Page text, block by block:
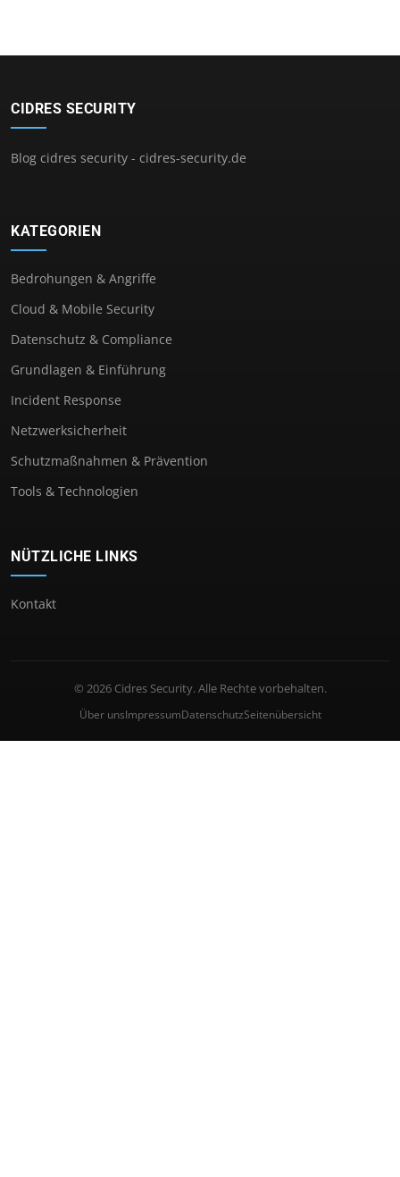
CIDRES SECURITY
Blog cidres security - cidres-security.de
KATEGORIEN
Bedrohungen & Angriffe
Cloud & Mobile Security
Datenschutz & Compliance
Grundlagen & Einführung
Incident Response
Netzwerksicherheit
Schutzmaßnahmen & Prävention
Tools & Technologien
NÜTZLICHE LINKS
Kontakt
© 2026 Cidres Security. Alle Rechte vorbehalten.
Über unsImpressumDatenschutzSeitenübersicht